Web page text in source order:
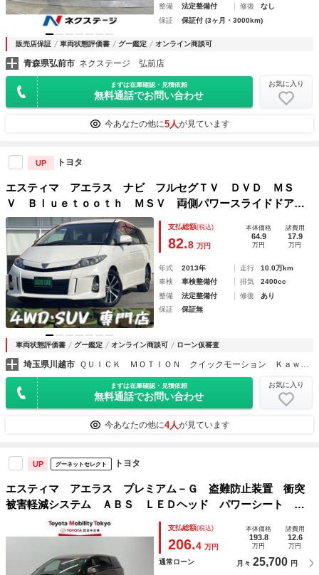
整備
法定整備付 修復
なし
保証
保証付 (3ヶ月・3000km)
販売店保証 車両状態評価書 グー鑑定 オンライン商談可
青森県弘前市 ネクステージ 弘前店
まずは在庫確認・見積依頼
無料通話でお問い合わせ
お気に入り
今あなたの他に5人が見ています
UP トヨタ
エスティマ アエラス ナビ フルセグＴＶ ＤＶＤ ＭＳ
Ｖ Ｂｌｕｅｔｏｏｔｈ ＭＳＶ 両側パワースライドドア
Ｂカメラ スマートキー プッシュスタート ビルトインＥＴ
Ｃ ディスチャージドランプ クルーズコントロール ４ＷＤ
支払総額(税込)
82.8 万円
本体価格
64.9
万円
諸費用
17.9
万円
年式 2013年 走行
10.0万km
車検
車検整備付 排気
2400cc
整備
法定整備付 修復
あり
保証
保証無
車両状態評価書 グー鑑定 オンライン商談可 ローン仮審査
埼玉県川越市 ＱＵＩＣＫ ＭＯＴＩＯＮ クイックモーション Ｋａｗａｇｏｅ ～４ＷＤ・ＳＵＶ専門店～
まずは在庫確認・見積依頼
無料通話でお問い合わせ
お気に入り
今あなたの他に4人が見ています
UP グーネットセレクト トヨタ
エスティマ アエラス プレミアム－Ｇ 盗難防止装置 衝突
被害軽減システム ＡＢＳ ＬＥＤヘッド パワーシート 地
デジＴＶ 両側パワースライドドア ＤＶＤ再生 クルーズコ
ントロール ナビ＆ＴＶ ＥＴＣ ドライブレコーダー ４Ｗ
支払総額(税込)
206.4 万円
本体価格
193.8
万円
諸費用
12.6
万円
通常ローン 月々 25,700 円